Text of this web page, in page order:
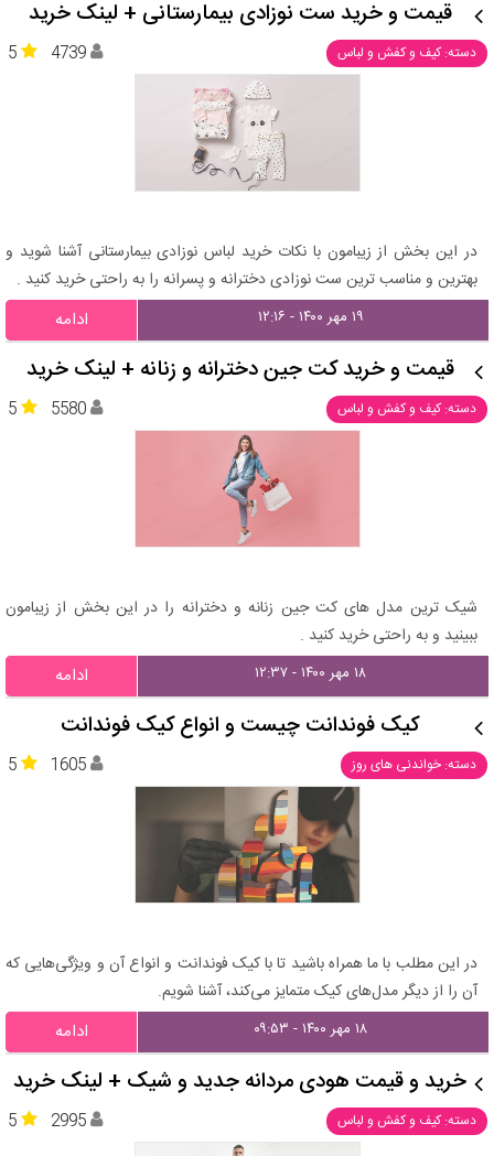
قیمت و خرید ست نوزادی بیمارستانی + لینک خرید
دسته: کیف و کفش و لباس 5 4739
در این بخش از زیبامون با نکات خرید لباس نوزادی بیمارستانی آشنا شوید و
بهترین و مناسب ترین ست نوزادی دخترانه و پسرانه را به راحتی خرید کنید .
۱۹ مهر ۱۴۰۰ - ۱۲:۱۶ ادامه
قیمت و خرید کت جین دخترانه و زنانه + لینک خرید
دسته: کیف و کفش و لباس 5 5580
شیک ترین مدل های کت جین زنانه و دخترانه را در این بخش از زیبامون
ببینید و به راحتی خرید کنید .
۱۸ مهر ۱۴۰۰ - ۱۲:۳۷ ادامه
کیک فوندانت چیست و انواع کیک فوندانت
دسته: خواندنی های روز 5 1605
در این مطلب با ما همراه باشید تا با کیک فوندانت و انواع آن و ویژگی‌هایی که
آن را از دیگر مدل‌های کیک متمایز می‌کند، آشنا شویم.
۱۸ مهر ۱۴۰۰ - ۰۹:۵۳ ادامه
خرید و قیمت هودی مردانه جدید و شیک + لینک خرید
دسته: کیف و کفش و لباس 5 2995